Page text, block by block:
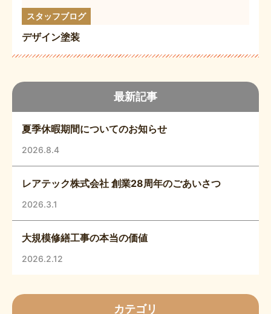
最新記事
夏季休暇期間についてのお知らせ
2026.8.4
レアテック株式会社 創業28周年のごあいさつ
2026.3.1
大規模修繕工事の本当の価値
2026.2.12
カテゴリ
スタッフブログ
デザイン塗装